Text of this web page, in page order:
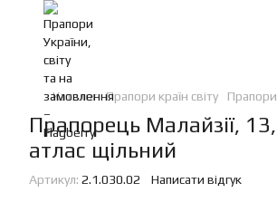
Каталог Прапори країн світу Прапори
Прапорець Малайзії,
атлас щільний
Артикул: 2.1.030.02 Написати відгук